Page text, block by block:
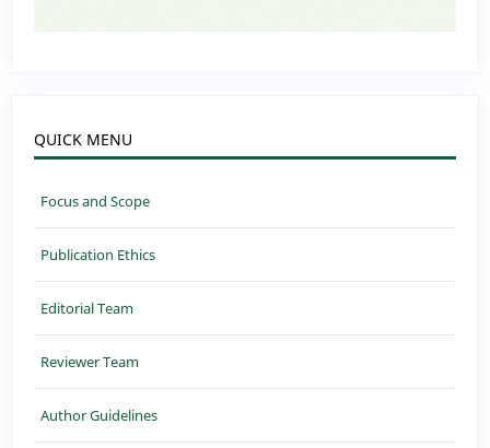
QUICK MENU
Focus and Scope
Publication Ethics
Editorial Team
Reviewer Team
Author Guidelines